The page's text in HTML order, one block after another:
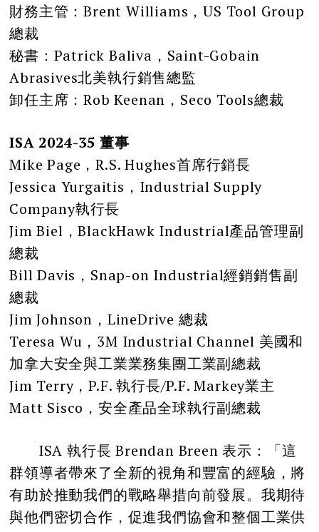
財務主管：Brent Williams，US Tool Group
總裁
秘書：Patrick Baliva，Saint-Gobain
Abrasives北美執行銷售總監
卸任主席：Rob Keenan，Seco Tools總裁
ISA 2024-35 董事
Mike Page，R.S. Hughes首席行銷長
Jessica Yurgaitis，Industrial Supply
Company執行長
Jim Biel，BlackHawk Industrial產品管理副
總裁
Bill Davis，Snap-on Industrial經銷銷售副
總裁
Jim Johnson，LineDrive 總裁
Teresa Wu，3M Industrial Channel 美國和
加拿大安全與工業業務集團工業副總裁
Jim Terry，P.F. 執行長/P.F. Markey業主
Matt Sisco，安全產品全球執行副總裁
ISA 執行長 Brendan Breen 表示：「這
群領導者帶來了全新的視角和豐富的經驗，將
有助於推動我們的戰略舉措向前發展。我期待
與他們密切合作，促進我們協會和整個工業供